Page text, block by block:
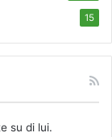
15
su di lui.